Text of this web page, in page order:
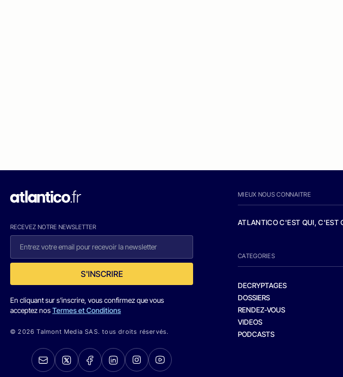
RECEVEZ NOTRE NEWSLETTER
S'INSCRIRE
En cliquant sur s'inscrire, vous confirmez que vous
acceptez nosTermes et Conditions
© 2026 Talmont Media SAS. tous droits réservés.
MIEUX NOUS CONNAITRE
ATLANTICO C'EST QUI, C'EST
CATEGORIES
DECRYPTAGES
DOSSIERS
RENDEZ-VOUS
VIDEOS
PODCASTS